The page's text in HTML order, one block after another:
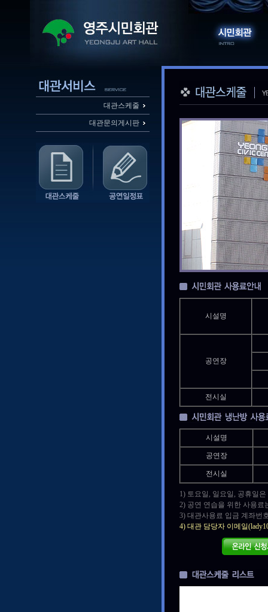
대관스케줄
대관문의게시판
시설명
공연장
전시실
시설명
공연장
전시실
1) 토요일, 일요일, 공휴일
2) 공연 연습을 위한 사용료
3) 대관사용료 입금 계좌번
4) 대관 담당자 이메일